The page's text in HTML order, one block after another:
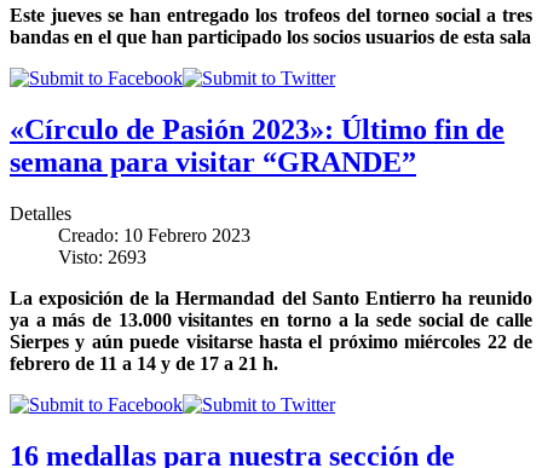
Este jueves se han entregado los trofeos del torneo social a tres
bandas en el que han participado los socios usuarios de esta sala
«Círculo de Pasión 2023»: Último fin de
semana para visitar “GRANDE”
Detalles
Creado: 10 Febrero 2023
Visto: 2693
La exposición de la Hermandad del Santo Entierro ha reunido
ya a más de 13.000 visitantes en torno a la sede social de calle
Sierpes y aún puede visitarse hasta el próximo miércoles 22 de
febrero de 11 a 14 y de 17 a 21 h.
16 medallas para nuestra sección de